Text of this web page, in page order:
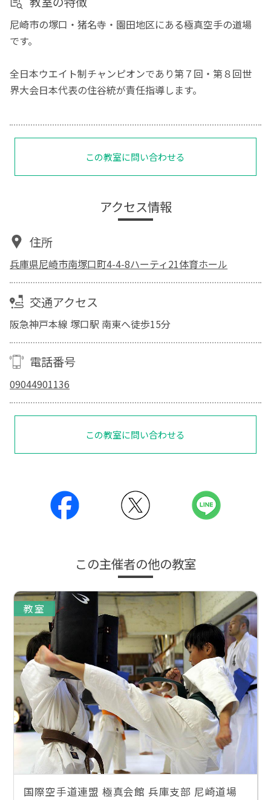
尼崎市の塚口・猪名寺・園田地区にある極真空手の道場
です。
全日本ウエイト制チャンピオンであり第７回・第８回世
界大会日本代表の住谷統が責任指導します。
この教室に問い合わせる
アクセス情報
住所
兵庫県尼崎市南塚口町4-4-8ハーティ21体育ホール
交通アクセス
阪急神戸本線 塚口駅 南東へ徒歩15分
電話番号
09044901136
この教室に問い合わせる
この主催者の他の教室
教室
国際空手道連盟 極真会館 兵庫支部 尼崎道場